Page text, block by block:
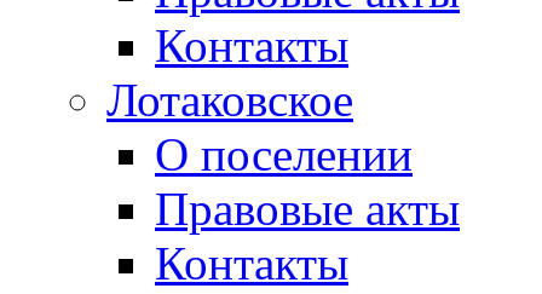
Контакты
Лотаковское
О поселении
Правовые акты
Контакты